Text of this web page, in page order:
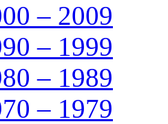
– 2009
– 1999
– 1989
– 1979